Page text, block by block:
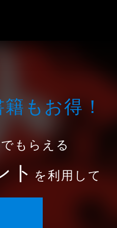
もお得！
でもらえる
ト を利用して